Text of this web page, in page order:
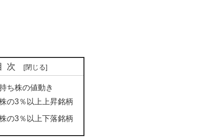
次
ち株の値動き
の3％以上上昇銘柄
の3％以上下落銘柄